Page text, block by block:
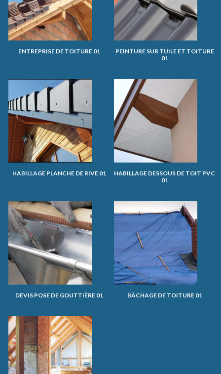
ENTREPRISE DE TOITURE 01
PEINTURE SUR TUILE ET TOITURE
01
HABILLAGE PLANCHE DE RIVE 01
HABILLAGE DESSOUS DE TOIT PVC
01
DEVIS POSE DE GOUTTIÈRE 01 BÂCHAGE DE TOITURE 01